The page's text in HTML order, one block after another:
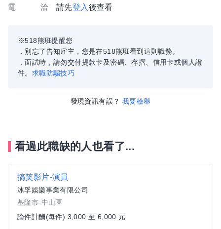
電 洽 請先登入 後查看
※518熊班提醒您
．別忘了告知雇主，您是在518熊班看到這則職務。
．面試時，請勿交付提款卡及密碼、存摺、信用卡或個人證
件。 求職防騙技巧
發現資訊有誤？ 我要檢舉
看過此職缺的人也看了...
搞笑影片-演員
冰孚娛樂事業有限公司
基隆市-中山區
論件計酬(每件) 3,000 至 6,000 元